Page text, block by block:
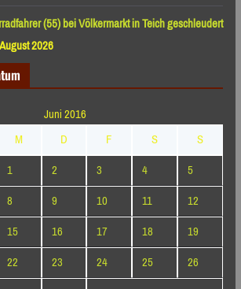
(55) bei Völkermarkt in Teich geschleudert
2026
Juni 2016
M D F S
S
1
2 3 4
5
8 9 10 11
12
15 16 17 18
19
22 23 24 25
26